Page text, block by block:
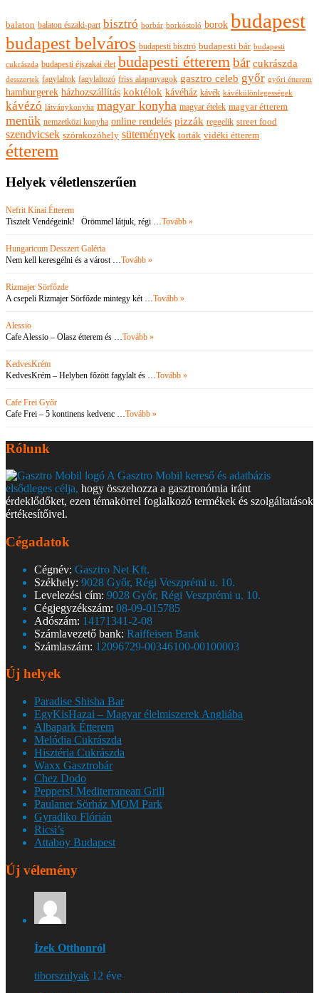
balaton balaton északi-part bisztró borbár borkóstoló borok budapest
budapest belváros budapesti bisztró budapesti bár budapesti
cukrászda budapesti éjszakai élet budapesti étterembár cukrászda
desszertek fagylaltok fagylaltozó friss alapanyagok gasztro celeb győr győri étterem
hamburgerek házhozszállítás koktélok kávéház kávék kávékülönlegességek
kávézó látványkonyha magyar konyha magyar ételek magyar étterem
menük nemzetközi konyha online rendelés pizzák reggelik street food
szendvicsek szórakozóhely sütemények torták vidéki étterem
étterem
Helyek véletlenszerűen
Nefrit Kínai Étterem
Tisztelt Vendégeink! Örömmel látjuk, régi …Tovább »
Hungaricum Desszert Galéria
Nem kell keresgélni és a várost …Tovább »
Rizmajer Sörfőzde
A csepeli Rizmajer Sörfőzde mintegy két …Tovább »
Alessio
Cafe Alessio – Olasz étterem és …Tovább »
KedvesKrém
KedvesKrém – Helyben főzött fagylalt és …Tovább »
Cafe Frei Győr
Cafe Frei – 5 kontinens kedvenc …Tovább »
Rólunk
A Gasztro Mobil kereső és adatbázis
elsődleges célja, hogy összehozza a gasztronómia iránt
érdeklődőket, ezen témakörrel foglalkozó termékek és szolgáltatások
értékesítőivel.
Cégadatok
Cégnév: Gasztro Net Kft.
Székhely: 9028 Győr, Régi Veszprémi u. 10.
Levelezési cím: 9028 Győr, Régi Veszprémi u. 10.
Cégjegyzékszám: 08-09-015785
Adószám: 14171341-2-08
Számlavezető bank: Raiffeisen Bank
Számlaszám: 12096729-00346100-00100003
Új helyek
Paradise Shisha Bar
EgyKisHazai – Magyar élelmiszerek Angliába
Albapark Étterem
Melódia Cukrászda
Hisztéria Cukrászda
Waxx Gasztrobár
Chez Dodo
Peppers! Mediterranean Grill
Paulaner Sörház MOM Park
Gyradiko Flórián
Ricsi’s
Attaboy Budapest
Új vélemény
Ízek Otthonról
tiborszulyak 12 éve